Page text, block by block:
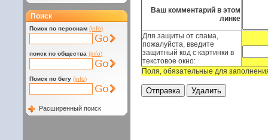
Поиск
Поиск по персонам (info)
поиск по общества (info)
Поиск по бегу (info)
Расширенный поиск
Ваш комментарий в этом
линке
Для защиты от спама,
пожалуйста, введите
защитный код с картинки в
текстовое окно:
Поля, обязательные для